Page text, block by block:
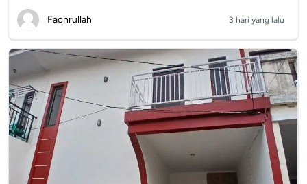
Fachrullah 3 hari yang lalu